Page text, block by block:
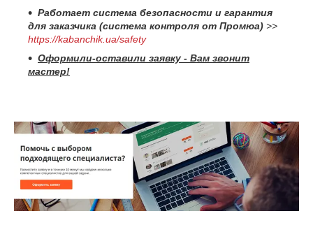
Работает система безопасности и гарантия
для заказчика (система контроля от Промюа) >>
https://kabanchik.ua/safety
Оформили-оставили заявку - Вам звонит
мастер!